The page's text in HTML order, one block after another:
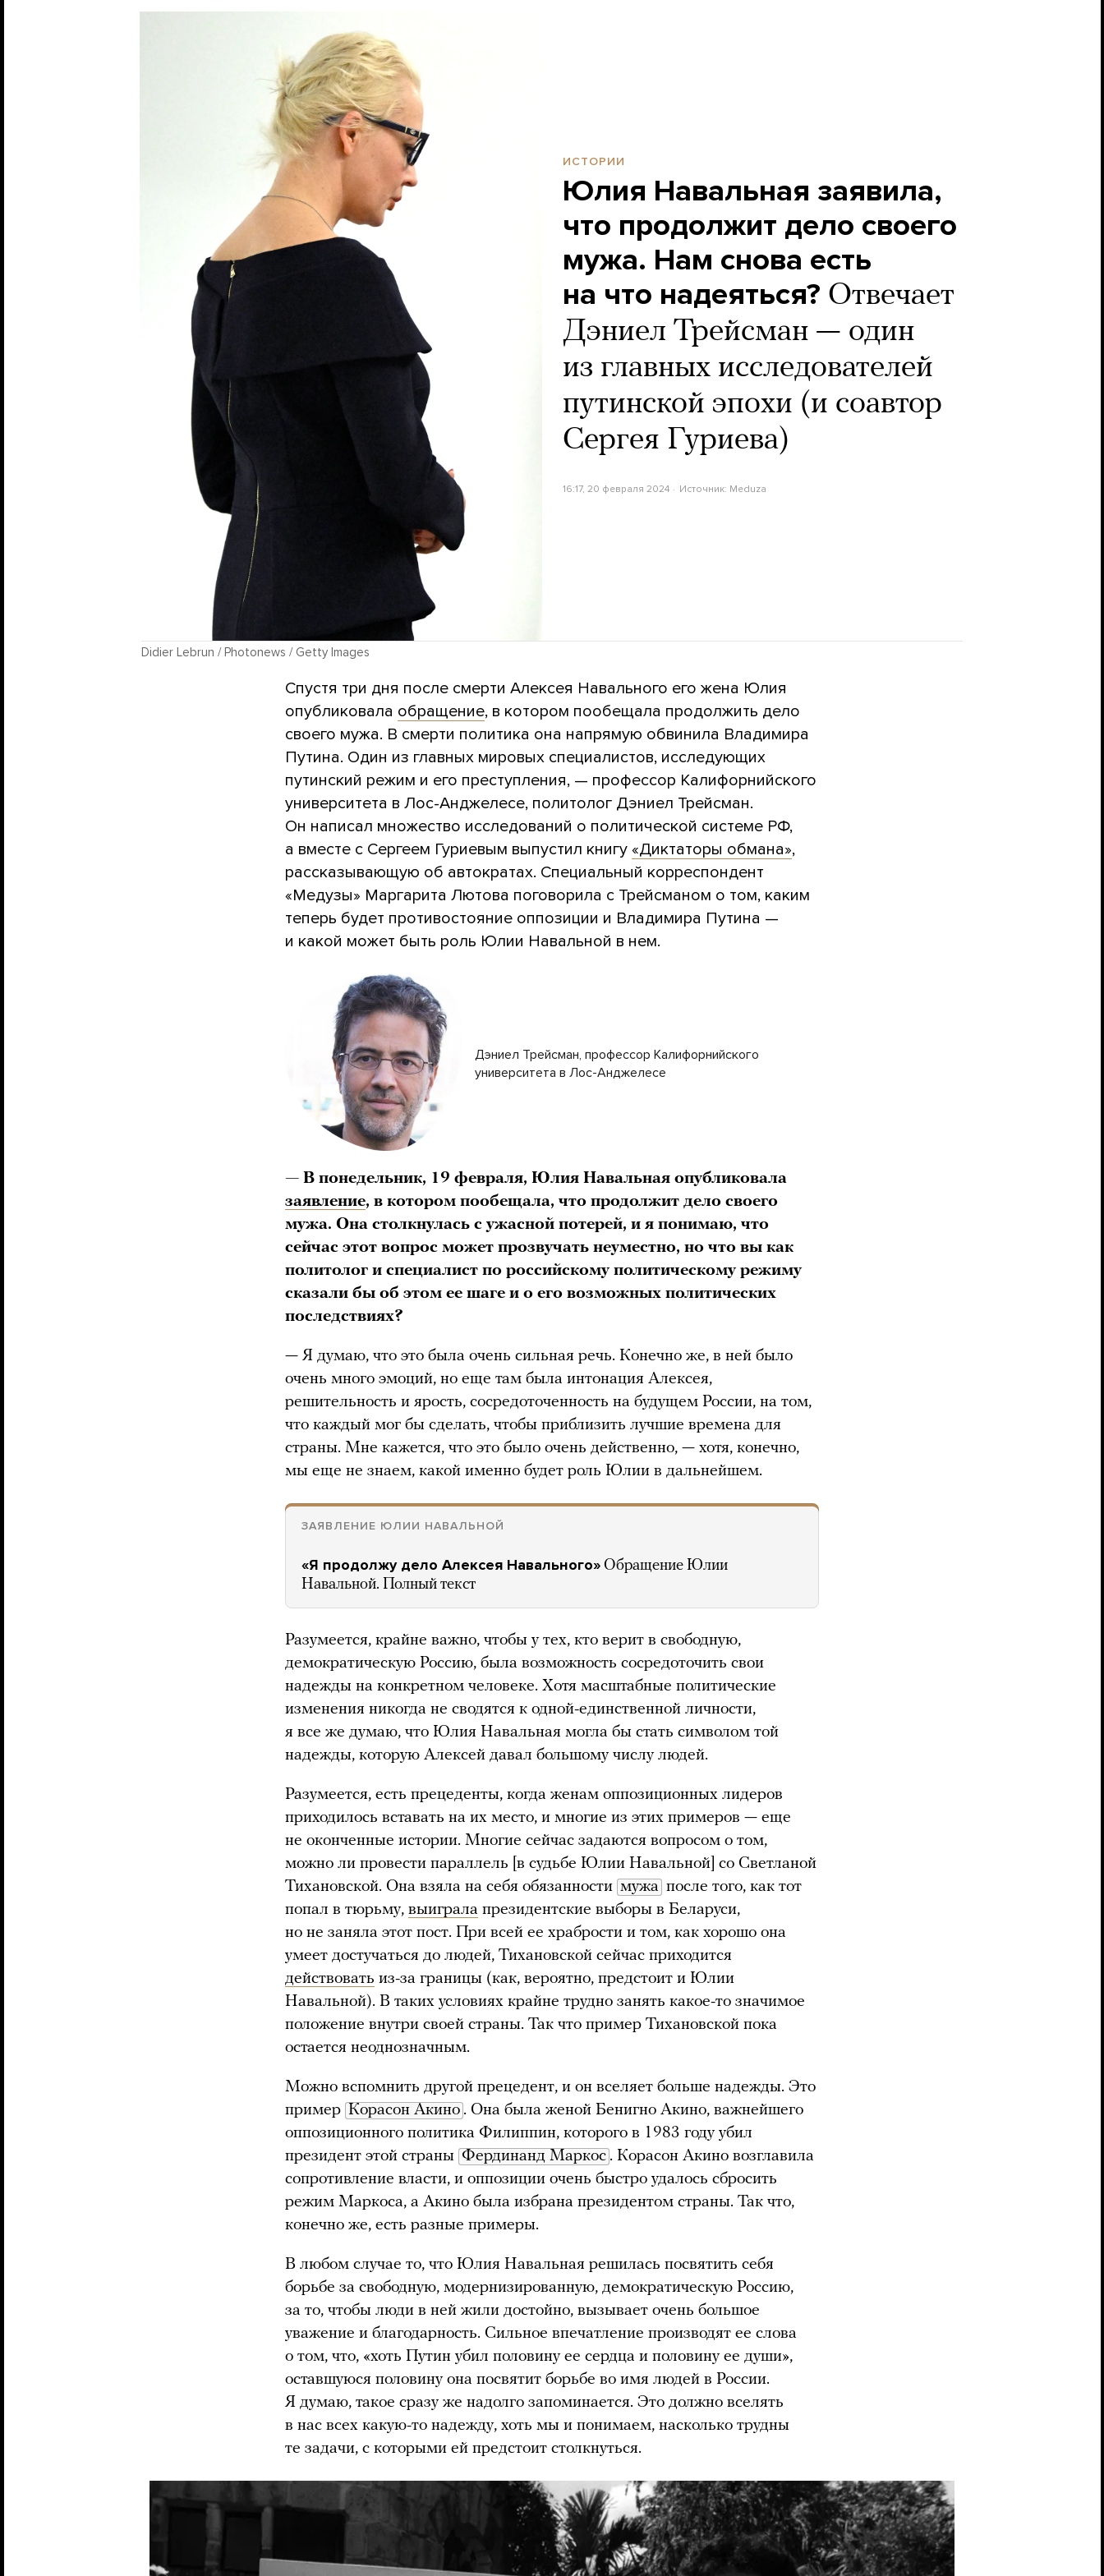
ИСТОРИИ
Юлия Навальная заявила,
что продолжит дело своего
мужа. Нам снова есть
на что надеяться? Отвечает
Дэниел Трейсман — один
из главных исследователей
путинской эпохи (и соавтор
Сергея Гуриева)
16:17, 20 февраля 2024 Источник: Meduza
Didier Lebrun / Photonews / Getty Images
Спустя три дня после смерти Алексея Навального его жена Юлия
опубликовала обращение, в котором пообещала продолжить дело
своего мужа. В смерти политика она напрямую обвинила Владимира
Путина. Один из главных мировых специалистов, исследующих
путинский режим и его преступления, — профессор Калифорнийского
университета в Лос-Анджелесе, политолог Дэниел Трейсман.
Он написал множество исследований о политической системе РФ,
а вместе с Сергеем Гуриевым выпустил книгу «Диктаторы обмана»,
рассказывающую об автократах. Специальный корреспондент
«Медузы» Маргарита Лютова поговорила с Трейсманом о том, каким
теперь будет противостояние оппозиции и Владимира Путина —
и какой может быть роль Юлии Навальной в нем.
Дэниел Трейсман, профессор Калифорнийского
университета в Лос-Анджелесе
— В понедельник, 19 февраля, Юлия Навальная опубликовала
заявление, в котором пообещала, что продолжит дело своего
мужа. Она столкнулась с ужасной потерей, и я понимаю, что
сейчас этот вопрос может прозвучать неуместно, но что вы как
политолог и специалист по российскому политическому режиму
сказали бы об этом ее шаге и о его возможных политических
последствиях?
— Я думаю, что это была очень сильная речь. Конечно же, в ней было
очень много эмоций, но еще там была интонация Алексея,
решительность и ярость, сосредоточенность на будущем России, на том,
что каждый мог бы сделать, чтобы приблизить лучшие времена для
страны. Мне кажется, что это было очень действенно, — хотя, конечно,
мы еще не знаем, какой именно будет роль Юлии в дальнейшем.
ЗАЯВЛЕНИЕ ЮЛИИ НАВАЛЬНОЙ
«Я продолжу дело Алексея Навального» Обращение Юлии
Навальной. Полный текст
Разумеется, крайне важно, чтобы у тех, кто верит в свободную,
демократическую Россию, была возможность сосредоточить свои
надежды на конкретном человеке. Хотя масштабные политические
изменения никогда не сводятся к одной-единственной личности,
я все же думаю, что Юлия Навальная могла бы стать символом той
надежды, которую Алексей давал большому числу людей.
Разумеется, есть прецеденты, когда женам оппозиционных лидеров
приходилось вставать на их место, и многие из этих примеров — еще
не оконченные истории. Многие сейчас задаются вопросом о том,
можно ли провести параллель [в судьбе Юлии Навальной] со Светланой
Тихановской. Она взяла на себя обязанности мужа после того, как тот
попал в тюрьму, выиграла президентские выборы в Беларуси,
но не заняла этот пост. При всей ее храбрости и том, как хорошо она
умеет достучаться до людей, Тихановской сейчас приходится
действовать из-за границы (как, вероятно, предстоит и Юлии
Навальной). В таких условиях крайне трудно занять какое-то значимое
положение внутри своей страны. Так что пример Тихановской пока
остается неоднозначным.
Можно вспомнить другой прецедент, и он вселяет больше надежды. Это
пример Корасон Акино . Она была женой Бенигно Акино, важнейшего
оппозиционного политика Филиппин, которого в 1983 году убил
президент этой страны Фердинанд Маркос . Корасон Акино возглавила
сопротивление власти, и оппозиции очень быстро удалось сбросить
режим Маркоса, а Акино была избрана президентом страны. Так что,
конечно же, есть разные примеры.
В любом случае то, что Юлия Навальная решилась посвятить себя
борьбе за свободную, модернизированную, демократическую Россию,
за то, чтобы люди в ней жили достойно, вызывает очень большое
уважение и благодарность. Сильное впечатление производят ее слова
о том, что, «хоть Путин убил половину ее сердца и половину ее души»,
оставшуюся половину она посвятит борьбе во имя людей в России.
Я думаю, такое сразу же надолго запоминается. Это должно вселять
в нас всех какую-то надежду, хоть мы и понимаем, насколько трудны
те задачи, с которыми ей предстоит столкнуться.